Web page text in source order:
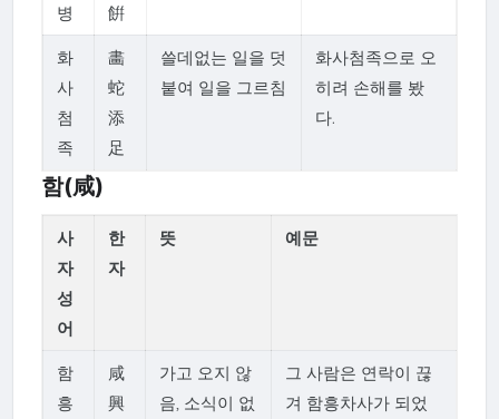
병
餠
화
사
첨
족
畵
蛇
添
足
쓸데없는 일을 덧
붙여 일을 그르침
화사첨족으로 오
히려 손해를 봤
다.
함(咸)
사
자
성
어
한
자
뜻 예문
함
흥
咸
興
가고 오지 않
음, 소식이 없
그 사람은 연락이 끊
겨 함흥차사가 되었